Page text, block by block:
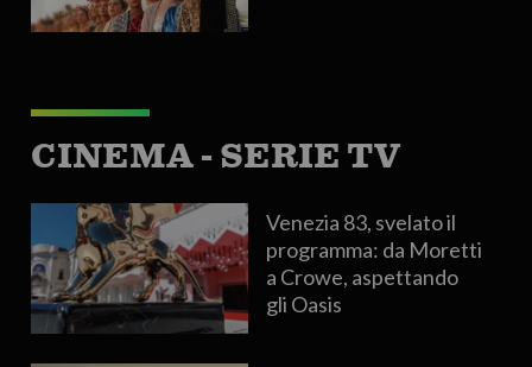
CINEMA - SERIE TV
Venezia 83, svelato il
programma: da Moretti
a Crowe, aspettando
gli Oasis